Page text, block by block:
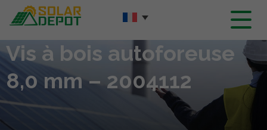
Contenu
principal
Vis à bois autoforeuse
8,0 mm – 2004112